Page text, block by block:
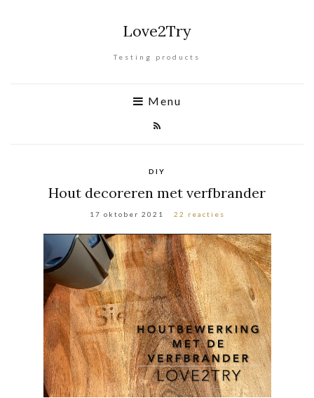
Love2Try
Testing products
Menu
DIY
Hout decoreren met verfbrander
17 oktober 2021 22 reacties